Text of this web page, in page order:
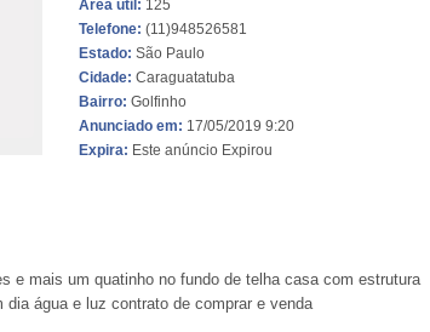
Área útil: 125
Telefone: (11)948526581
Estado: São Paulo
Cidade: Caraguatatuba
Bairro: Golfinho
Anunciado em: 17/05/2019 9:20
Expira: Este anúncio Expirou
e mais um quatinho no fundo de telha casa com estrutura
dia água e luz contrato de comprar e venda